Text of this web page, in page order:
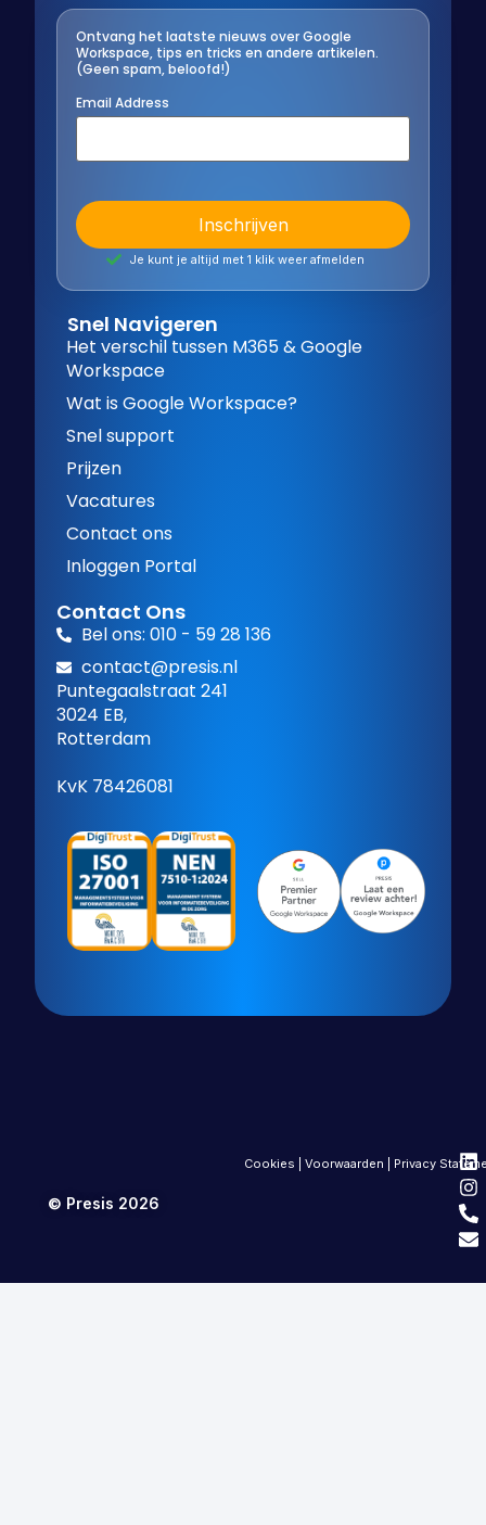
Ontvang het laatste nieuws over Google
Workspace, tips en tricks en andere artikelen.
(Geen spam, beloofd!)
Email Address
Je kunt je altijd met 1 klik weer afmelden
Snel Navigeren
Het verschil tussen M365 & Google
Workspace
Wat is Google Workspace?
Snel support
Prijzen
Vacatures
Contact ons
Inloggen Portal
Contact Ons
Bel ons: 010 - 59 28 136
contact@presis.nl
Puntegaalstraat 241
3024 EB,
Rotterdam
KvK 78426081
© Presis 2026
Cookies |Voorwaarden Privacy